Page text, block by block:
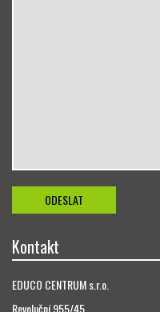
Kontakt
EDUCO CENTRUM s.r.o.
Revoluční 955/45